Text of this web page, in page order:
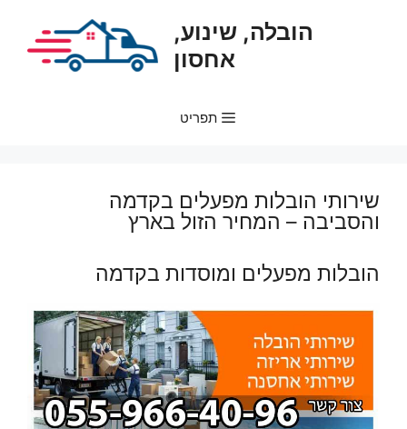
הובלה, שינוע,
אחסון
תפריט
שירותי הובלות מפעלים בקדמה
והסביבה – המחיר הזול בארץ
הובלות מפעלים ומוסדות בקדמה